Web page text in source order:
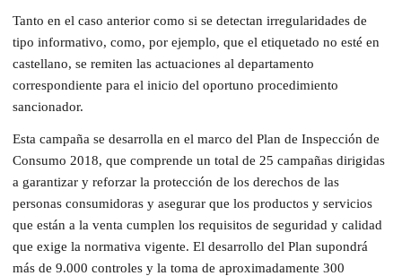
Tanto en el caso anterior como si se detectan irregularidades de
tipo informativo, como, por ejemplo, que el etiquetado no esté en
castellano, se remiten las actuaciones al departamento
correspondiente para el inicio del oportuno procedimiento
sancionador.
Esta campaña se desarrolla en el marco del Plan de Inspección de
Consumo 2018, que comprende un total de 25 campañas dirigidas
a garantizar y reforzar la protección de los derechos de las
personas consumidoras y asegurar que los productos y servicios
que están a la venta cumplen los requisitos de seguridad y calidad
que exige la normativa vigente. El desarrollo del Plan supondrá
más de 9.000 controles y la toma de aproximadamente 300